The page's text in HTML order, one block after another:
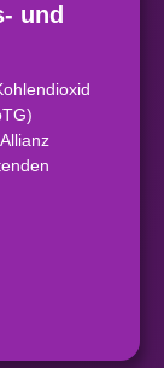
und